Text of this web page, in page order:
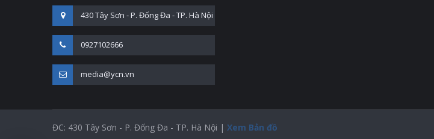
430 Tây Sơn - P. Đống Đa - TP. Hà Nội
0927102666
media@ycn.vn
ĐC: 430 Tây Sơn - P. Đống Đa - TP. Hà Nội | Xem Bản đồ